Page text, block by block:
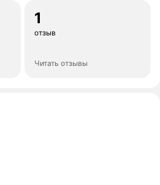
1
отзыв
Читать отзывы